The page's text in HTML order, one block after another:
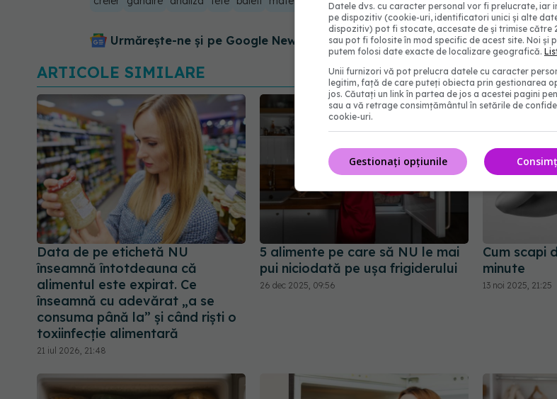
Urmărește-ne și pe Google News - abonează‑te!
ARTICOLE SIMILARE
Data de pe etichetă NU
înseamnă întotdeauna că
alimentul este expirat. Ce
înseamnă cu adevărat „a se
consuma până la” și când riști o
toxiinfecție alimentară
21 iul 2026, 21:48
5 alimente pe care să NU le mai
pui niciodată pe ușa frigiderului
26 dec 2025, 09:56
Cum scapi
minute
13 noi 2025, 21:25
Datele dvs. cu caracter personal vor fi prelucrate, iar
pe dispozitiv (cookie-uri, identificatori unici și alte
dispozitiv) pot fi stocate, accesate de și trimise către
sau pot fi folosite în mod specific de acest site. Noi și
putem folosi date exacte de localizare geografică.
Unii furnizori vă pot prelucra datele cu caracter
legitim, față de care puteți obiecta prin gestionarea
jos. Căutați un link în partea de jos a acestei pagini
sau a vă retrage consimțământul în setările de
cookie-uri.
Gestionați opțiunile